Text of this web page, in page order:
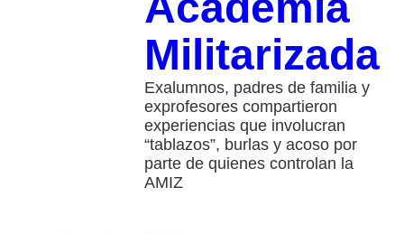
Militarizada
Exalumnos, padres de familia y
exprofesores compartieron
experiencias que involucran
“tablazos”, burlas y acoso por
parte de quienes controlan la
AMIZ